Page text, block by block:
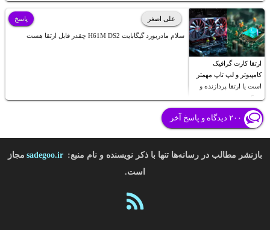
ارتقا کارت گرافیک
کامپیوتر و لپ تاپ مهمتر
است یا ارتقا پردازنده و
رم؟
علی اصغر
سلام مادربورد گیگابایت H61M DS2 چقدر قابل ارتقا هست
پاسخ
۲۰۰ دیدگاه و پاسخ آخر
بازنشر مطالب در رسانه‌ها تنها با ذکر نویسنده و نام منبع: sadegoo.ir مجاز
است.